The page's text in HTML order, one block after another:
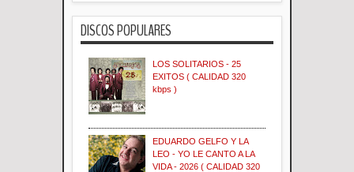
DISCOS POPULARES
LOS SOLITARIOS - 25
EXITOS ( CALIDAD 320
kbps )
EDUARDO GELFO Y LA
LEO - YO LE CANTO A LA
VIDA - 2026 ( CALIDAD 320